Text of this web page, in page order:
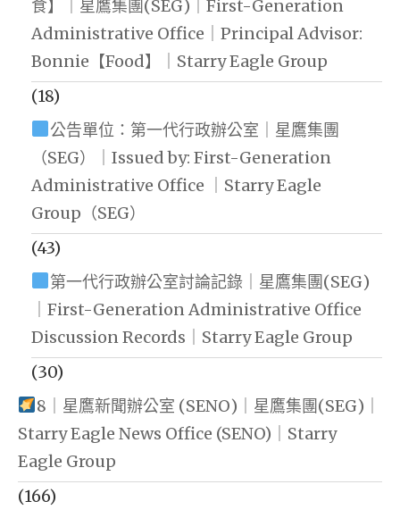
食】｜星鷹集團(SEG)｜First-Generation
Administrative Office｜Principal Advisor:
Bonnie【Food】｜Starry Eagle Group
(18)
公告單位：第一代行政辦公室｜星鷹集團
（SEG）｜Issued by: First-Generation
Administrative Office ｜Starry Eagle
Group（SEG）
(43)
第一代行政辦公室討論記錄｜星鷹集團(SEG)
｜First-Generation Administrative Office
Discussion Records｜Starry Eagle Group
(30)
8｜星鷹新聞辦公室 (SENO)｜星鷹集團(SEG)｜
Starry Eagle News Office (SENO)｜Starry
Eagle Group
(166)